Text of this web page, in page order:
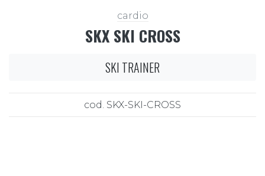
cardio
SKX SKI CROSS
SKI TRAINER
cod. SKX-SKI-CROSS